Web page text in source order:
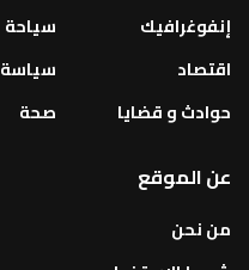
إنفوغرافيك
اقتصاد
حوادث و قضايا
سياحة
سياسة
صحة
عن الموقع
من نحن